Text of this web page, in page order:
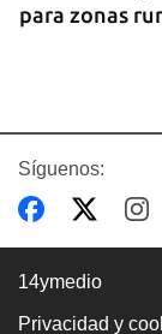
para zonas
Síguenos:
14ymedio
Privacidad y